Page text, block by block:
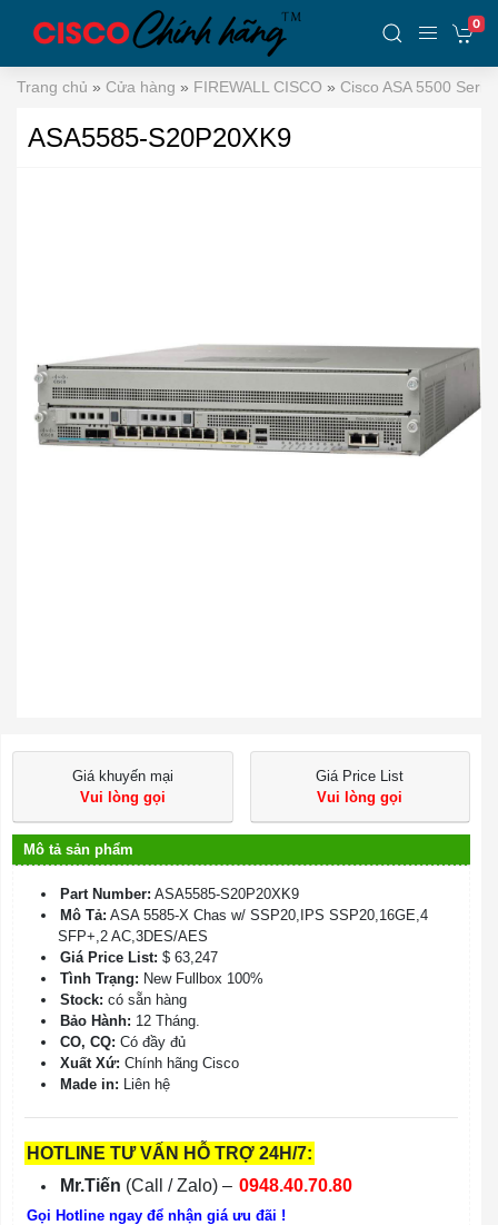
0
Trang chủ » Cửa hàng » FIREWALL CISCO » Cisco ASA 5500
ASA5585-S20P20XK9
Giá khuyến mại
Vui lòng gọi
Giá Price List
Vui lòng gọi
Mô tả sản phẩm
Part Number: ASA5585-S20P20XK9
Mô Tả: ASA 5585-X Chas w/ SSP20,IPS SSP20,16GE,4
SFP+,2 AC,3DES/AES
Giá Price List: $ 63,247
Tình Trạng: New Fullbox 100%
Stock: có sẵn hàng
Bảo Hành: 12 Tháng.
CO, CQ: Có đầy đủ
Xuất Xứ: Chính hãng Cisco
Made in: Liên hệ
HOTLINE TƯ VẤN HỖ TRỢ 24H/7:
Mr.Tiến (Call / Zalo) – 0948.40.70.80
Gọi Hotline ngay để nhận giá ưu đãi !